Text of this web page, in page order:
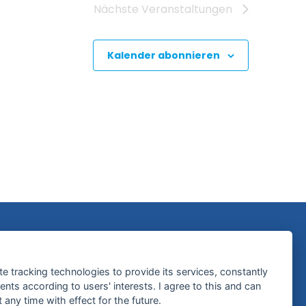
Nächste Veranstaltungen
Kalender abonnieren
Links
tracking technologies to provide its services, constantly
according to users' interests. I agree to this and can
any time with effect for the future.